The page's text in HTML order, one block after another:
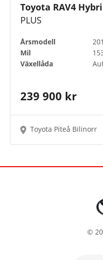
Toyota RAV4
PLUS
Årsmodell
Mil
Växellåda
239 900 kr
Toyota Piteå Bilinorr
©